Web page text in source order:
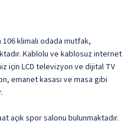
klimalı odada mutfak,
Kablolu ve kablosuz internet
için LCD televizyon ve dijital TV
emanet kasası ve masa gibi
açık spor salonu bulunmaktadır.